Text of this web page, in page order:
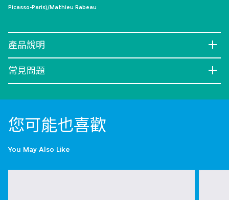
Picasso-Paris)/Mathieu Rabeau
產品說明
常見問題
您可能也喜歡
You May Also Like